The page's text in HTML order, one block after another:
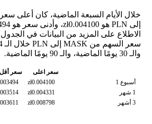
الاطلاع على المزيد من البيانات في
والـ 30 يومًا الماضية، والـ 90 يومًا الماضية.
سعر اعلى سعر أقل
أسبوع 1
zł0.004100
1 شهر
zł0.004331
3 أشهر
zł0.008798